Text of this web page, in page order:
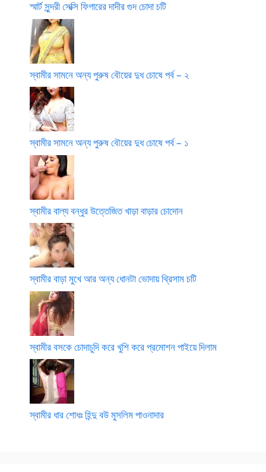
স্মার্ট সুন্দরী সেক্সি ফিগারের দাদীর গুদ চোদা চটি
স্বামীর সামনে অন্য পুরুষ বৌয়ের দুধ চোষে পর্ব – ২
স্বামীর সামনে অন্য পুরুষ বৌয়ের দুধ চোষে পর্ব – ১
স্বামীর বাল্য বন্ধুর উত্তেজিত খাড়া বাড়ার চোদোন
স্বামীর বাড়া মুখে আর অন্য ধোনটা ভোদায় থ্রিসাম চটি
স্বামীর বসকে চোদাচুদি করে খুশি করে প্রমোশন পাইয়ে দিলাম
স্বামীর ধার শোধঃ হিন্দু বউ মুসলিম পাওনাদার